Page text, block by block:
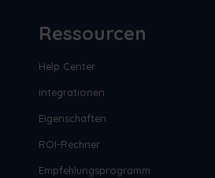
Ressourcen
Help Center
Integrationen
Eigenschaften
ROI-Rechner
Empfehlungsprogramm